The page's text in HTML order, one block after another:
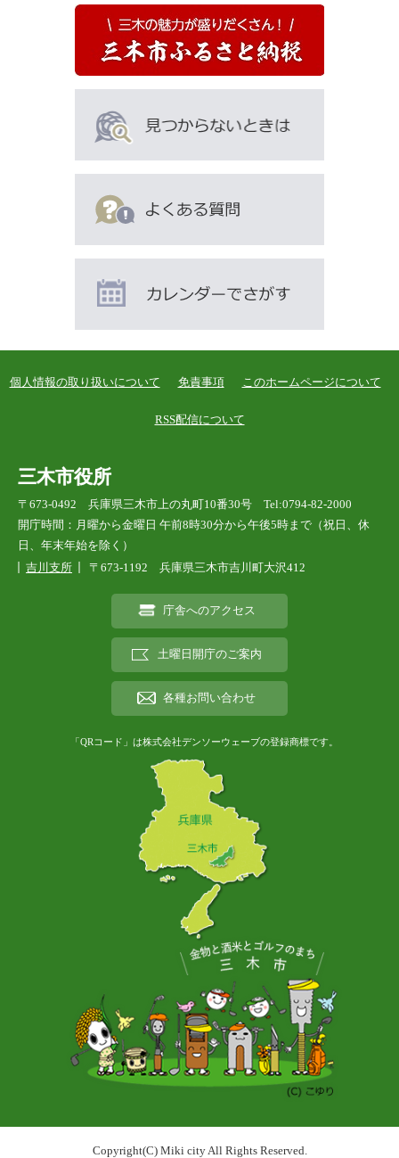
個人情報の取り扱いについて 免責事項 このホームページについて
RSS配信について
三木市役所
〒673-0492 兵庫県三木市上の丸町10番30号 Tel:0794-82-2000
開庁時間：月曜から金曜日 午前8時30分から午後5時まで（祝日、休
日、年末年始を除く）
吉川支所
〒673-1192 兵庫県三木市吉川町大沢412
庁舎へのアクセス
土曜日開庁のご案内
各種お問い合わせ
「QRコード」は株式会社デンソーウェーブの登録商標です。
Copyright(C) Miki city All Rights Reserved.